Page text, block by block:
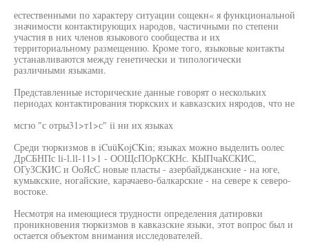
естественными по характеру ситуации сощекн« я функциональной
значимости контактирующих народов, частичными по степени
участия в них членов языкового сообщества и их
территориальному размещению. Кроме того, языковые контакты
устанавливаются между генетически и типологически
различными языками.
Представленные исторические данные говорят о нескольких
периодах контактирования тюркских и кавказских няродов, что не
мсгю "с отры31>т1>с" ii ни их языках
Среди тюркизмов в iCuüKojCKin; языках можно выделить оолес
ДрСБНПс li-l.ll-11>1 - ООЩсПОрКСКНс. КЫПчаКСКИС,
ОГуЗСКИС и ОоЯсС новые пласты - азербайджанские - на юге,
кумыкские, ногайские, карачаево-балкарские - на севере к северо-
востоке.
Несмотря на имеющиеся трудности определения датировки
проникновения тюркизмов в кавказские языки, этот вопрос был и
остается объектом внимания исследователей.